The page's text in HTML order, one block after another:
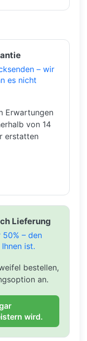
– wir
es nicht
Erwartungen
von 14
erstatten
Lieferung
50% – den
ist.
bestellen,
an.
wird.